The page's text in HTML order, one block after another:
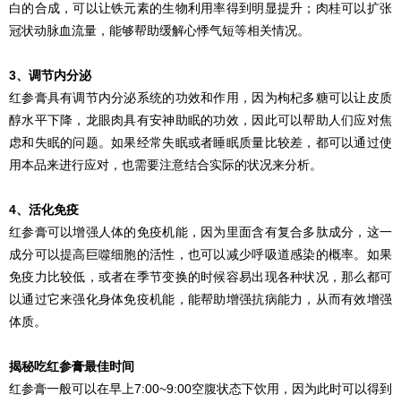
白的合成，可以让铁元素的生物利用率得到明显提升；肉桂可以扩张
冠状动脉血流量，能够帮助缓解心悸气短等相关情况。
3、调节内分泌
红参膏具有调节内分泌系统的功效和作用，因为枸杞多糖可以让皮质
醇水平下降，龙眼肉具有安神助眠的功效，因此可以帮助人们应对焦
虑和失眠的问题。如果经常失眠或者睡眠质量比较差，都可以通过使
用本品来进行应对，也需要注意结合实际的状况来分析。
4、活化免疫
红参膏可以增强人体的免疫机能，因为里面含有复合多肽成分，这一
成分可以提高巨噬细胞的活性，也可以减少呼吸道感染的概率。如果
免疫力比较低，或者在季节变换的时候容易出现各种状况，那么都可
以通过它来强化身体免疫机能，能帮助增强抗病能力，从而有效增强
体质。
揭秘吃红参膏最佳时间
红参膏一般可以在早上7:00~9:00空腹状态下饮用，因为此时可以得到